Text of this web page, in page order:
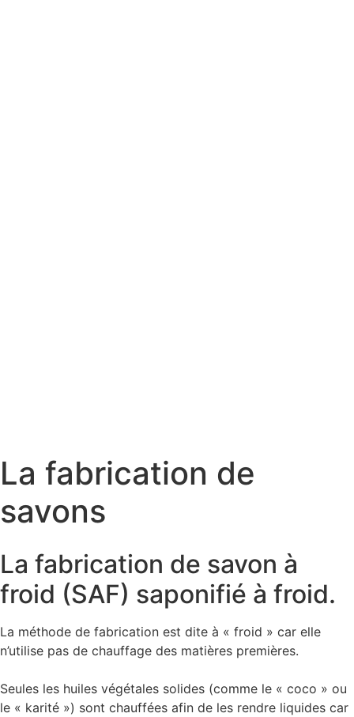
La fabrication de
savons
La fabrication de savon à
froid (SAF) saponifié à froid.
La méthode de fabrication est dite à « froid » car elle
n’utilise pas de chauffage des matières premières.
Seules les huiles végétales solides (comme le « coco » ou
le « karité ») sont chauffées afin de les rendre liquides car